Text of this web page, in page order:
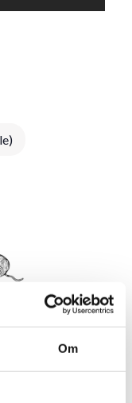
Om
og strikke
at være med.